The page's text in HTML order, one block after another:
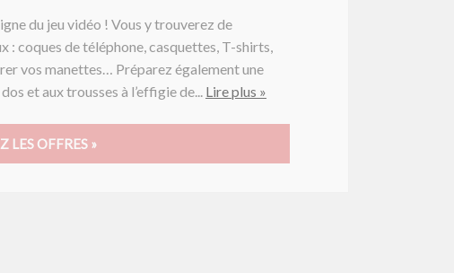
du jeu vidéo ! Vous y trouverez de
coques de téléphone, casquettes, T-shirts,
vos manettes… Préparez également une
et aux trousses à l’effigie de... Lire plus »
LES OFFRES »